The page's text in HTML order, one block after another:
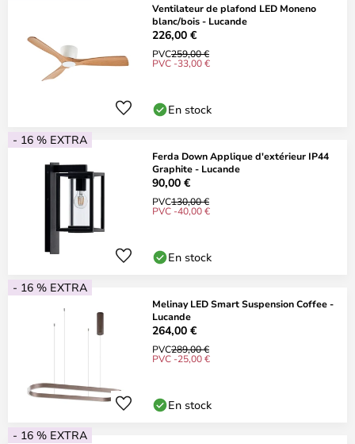
Ventilateur de plafond LED Moneno
blanc/bois - Lucande
226,00 €
PVC259,00 €
PVC -33,00 €
En stock
- 16 % EXTRA
Ferda Down Applique d'extérieur IP44
Graphite - Lucande
90,00 €
PVC130,00 €
PVC -40,00 €
En stock
- 16 % EXTRA
Melinay LED Smart Suspension Coffee -
Lucande
264,00 €
PVC289,00 €
PVC -25,00 €
En stock
- 16 % EXTRA